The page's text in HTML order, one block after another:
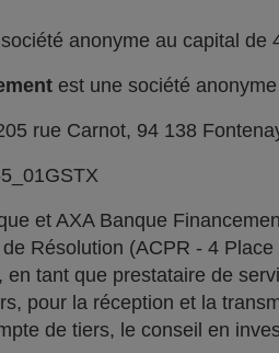
anonyme au capital
est une société
rue Carnot, 94 138
et AXA Banque
Résolution (ACPR - 4
tant que prestataire de
pour la réception et la
de tiers, le conseil en